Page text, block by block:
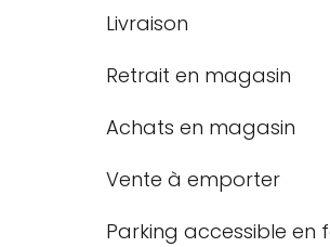
Livraison
Retrait en magasin
Achats en magasin
Vente à emporter
Parking accessible en